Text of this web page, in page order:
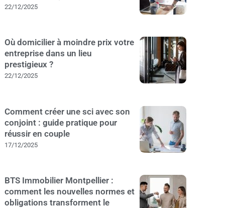
22/12/2025
Où domicilier à moindre prix votre
entreprise dans un lieu
prestigieux ?
22/12/2025
Comment créer une sci avec son
conjoint : guide pratique pour
réussir en couple
17/12/2025
BTS Immobilier Montpellier :
comment les nouvelles normes et
obligations transforment le